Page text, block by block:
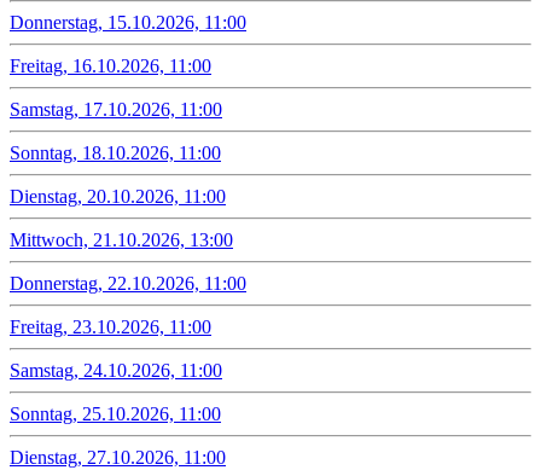
Donnerstag, 15.10.2026, 11:00
Freitag, 16.10.2026, 11:00
Samstag, 17.10.2026, 11:00
Sonntag, 18.10.2026, 11:00
Dienstag, 20.10.2026, 11:00
Mittwoch, 21.10.2026, 13:00
Donnerstag, 22.10.2026, 11:00
Freitag, 23.10.2026, 11:00
Samstag, 24.10.2026, 11:00
Sonntag, 25.10.2026, 11:00
Dienstag, 27.10.2026, 11:00